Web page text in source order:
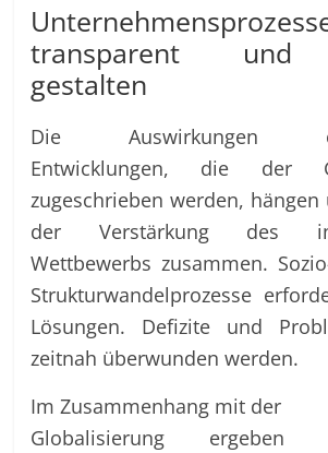
transparent und
gestalten
Die Auswirkungen
Entwicklungen, die der
zugeschrieben werden,
der Verstärkung des
Wettbewerbs zusammen.
Strukturwandelprozesse
Lösungen. Defizite und
zeitnah überwunden werden.
Im Zusammenhang mit der
Globalisierung